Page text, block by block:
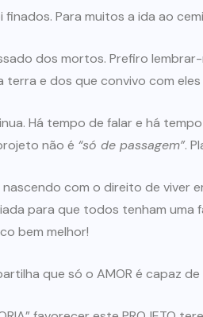
finados. Para muitos a ida ao
dos mortos. Prefiro
terra e dos que convivo com
Há tempo de falar e há
não é “só de passagem”.
com o direito de viver
para que todos tenham uma
bem melhor!
que só o AMOR é capaz